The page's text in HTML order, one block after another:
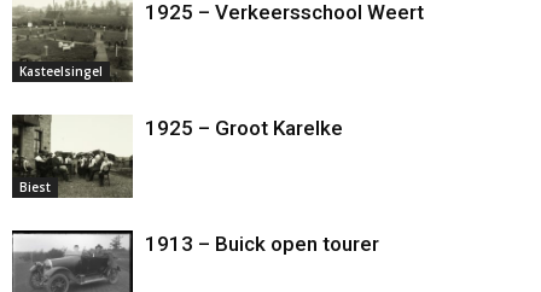
Kasteelsingel
1925 – Verkeersschool Weert
Biest
1925 – Groot Karelke
1913 – Buick open tourer